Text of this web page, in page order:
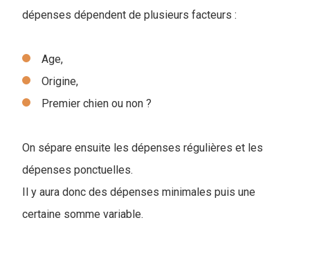
dépenses dépendent de plusieurs facteurs :
Age,
Origine,
Premier chien ou non ?
On sépare ensuite les dépenses régulières et les
dépenses ponctuelles.
Il y aura donc des dépenses minimales puis une
certaine somme variable.